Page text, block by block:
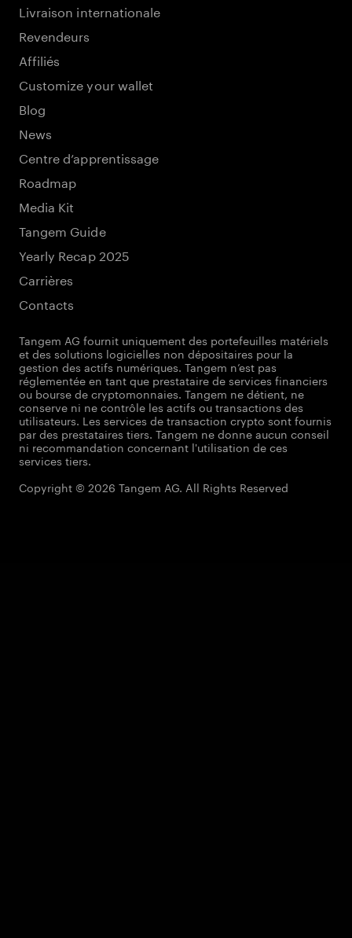
Livraison internationale
Revendeurs
Affiliés
Customize your wallet
Blog
News
Centre d’apprentissage
Roadmap
Media Kit
Tangem Guide
Yearly Recap 2025
Carrières
Contacts
Tangem AG fournit uniquement des portefeuilles matériels
et des solutions logicielles non dépositaires pour la
gestion des actifs numériques. Tangem n’est pas
réglementée en tant que prestataire de services financiers
ou bourse de cryptomonnaies. Tangem ne détient, ne
conserve ni ne contrôle les actifs ou transactions des
utilisateurs. Les services de transaction crypto sont fournis
par des prestataires tiers. Tangem ne donne aucun conseil
ni recommandation concernant l'utilisation de ces
services tiers.